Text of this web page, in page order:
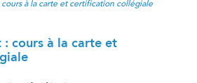
à la carte et certification collégiale
: cours à la carte et